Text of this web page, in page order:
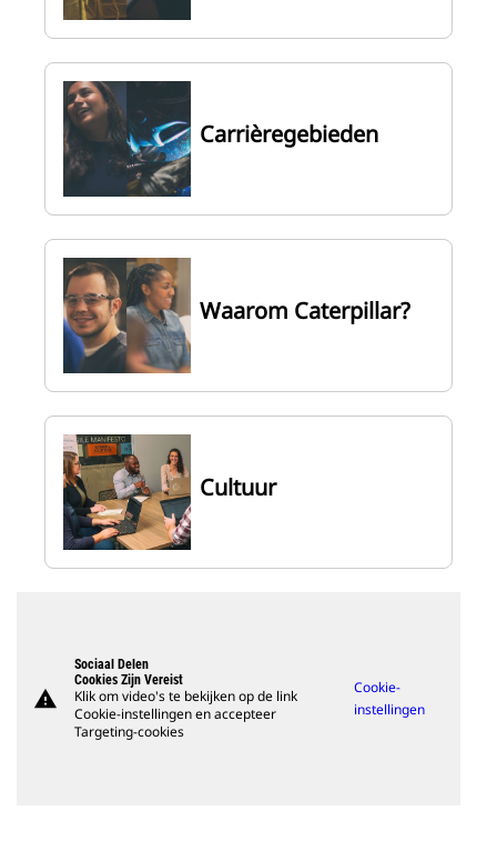
Carrièregebieden
Waarom Caterpillar?
Cultuur
warning
Sociaal Delen
Cookies Zijn Vereist
Klik om video's te bekijken op de link
Cookie-instellingen en accepteer
Targeting-cookies
Cookie-
instellingen